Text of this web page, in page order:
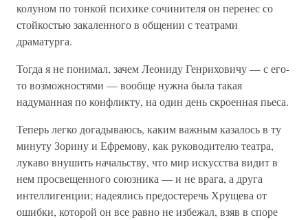
колуном по тонкой психике сочинителя он перенес со
стойкостью закаленного в общении с театрами
драматурга.
Тогда я не понимал, зачем Леониду Генриховичу — с его-
то возможностями — вообще нужна была такая
надуманная по конфликту, на один день скроенная пьеса.
Теперь легко догадываюсь, каким важным казалось в ту
минуту Зорину и Ефремову, как руководителю театра,
лукаво внушить начальству, что мир искусства видит в
нем просвещенного союзника — и не врага, а друга
интеллигенции; надеялись предостеречь Хрущева от
ошибки, которой он все равно не избежал, взяв в споре